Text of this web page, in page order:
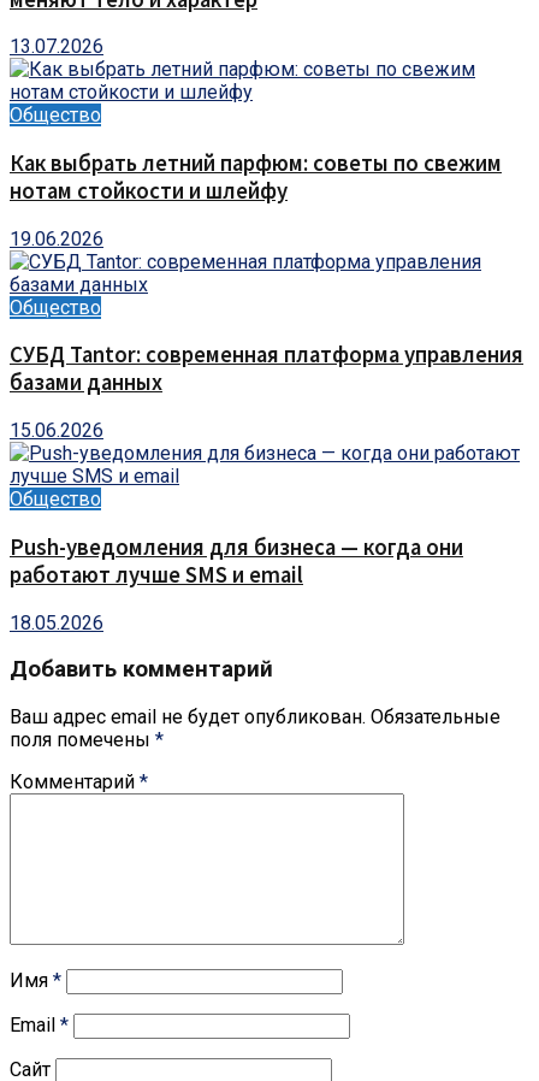
13.07.2026
Общество
Как выбрать летний парфюм: советы по свежим
нотам стойкости и шлейфу
19.06.2026
Общество
СУБД Tantor: современная платформа управления
базами данных
15.06.2026
Общество
Push-уведомления для бизнеса — когда они
работают лучше SMS и email
18.05.2026
Добавить комментарий
Ваш адрес email не будет опубликован. Обязательные
поля помечены *
Комментарий *
Имя *
Email *
Сайт